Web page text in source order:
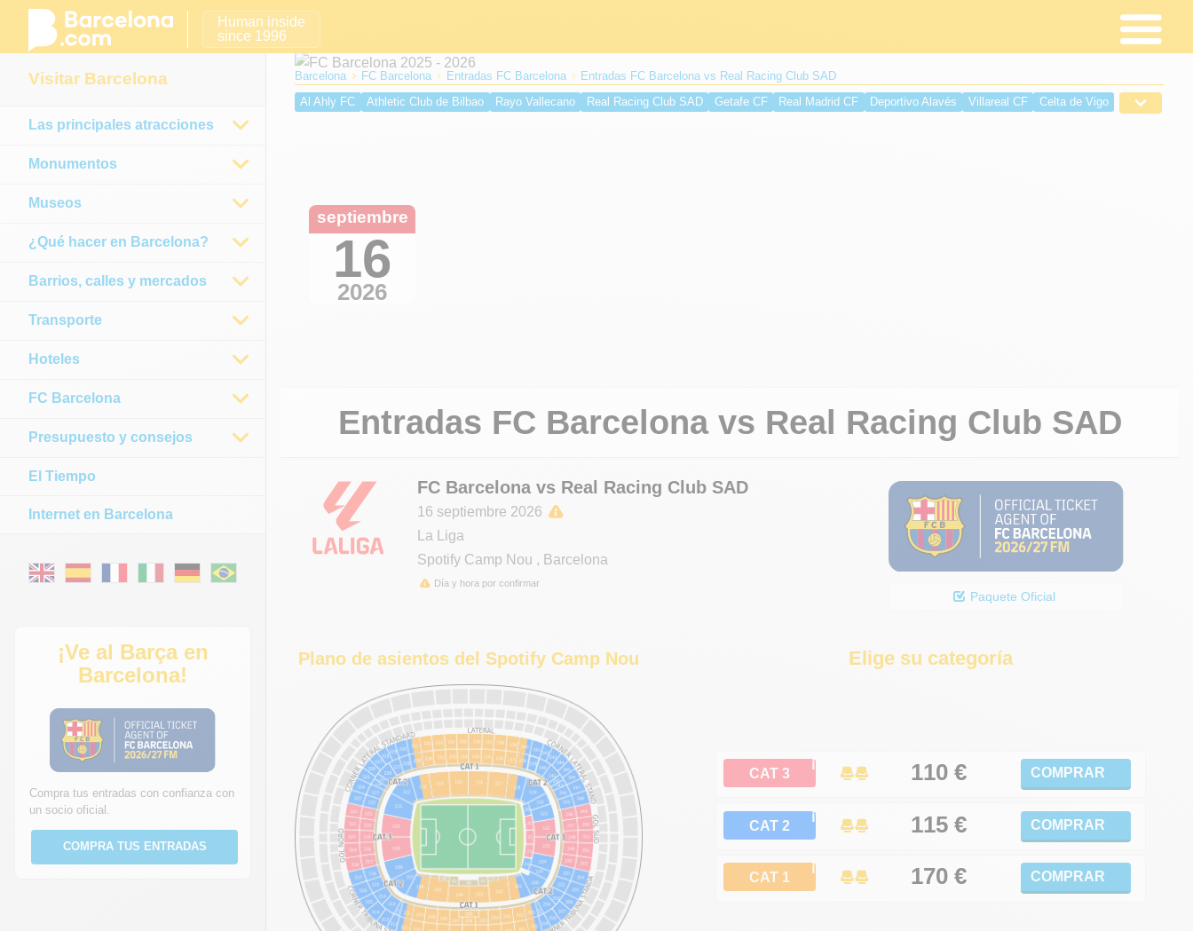
Human inside
since 1996
Barcelona FC Barcelona Entradas FC Barcelona
Entradas FC Barcelona vs Real Racing Club SAD
Al Ahly FC
Athletic Club de Bilbao Rayo Vallecano Real Racing Club SAD Getafe CF Real Madrid CF Deportivo Alavés Villareal CF
Celta de Vigo
septiembre
16
2026
Entradas FC Barcelonavs Real Racing Club SAD
FC Barcelona vs Real Racing Club SAD
16 septiembre 2026
La Liga
Spotify Camp Nou , Barcelona
Día y hora por confirmar
Paquete Oficial
Plano de asientos del Spotify Camp Nou Elige su categoría
ℹ
CAT 3 110 € COMPRAR
ℹ
CAT 2 115 € COMPRAR
ℹ
CAT 1 170 € COMPRAR
Visitar Barcelona
Las principales atracciones
Monumentos
Museos
¿Qué hacer en Barcelona?
Barrios, calles y mercados
Transporte
Hoteles
FC Barcelona
Presupuesto y consejos
El Tiempo
Internet en Barcelona
¡Ve al Barça en
Barcelona!
Compra tus entradas con confianza con
un socio oficial.
COMPRA TUS ENTRADAS